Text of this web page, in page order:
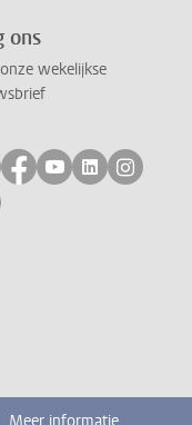
ons
wekelijkse
ons op bluesky
Volg ons op
Volg ons op
Volg ons
Volg
ons op mastodon